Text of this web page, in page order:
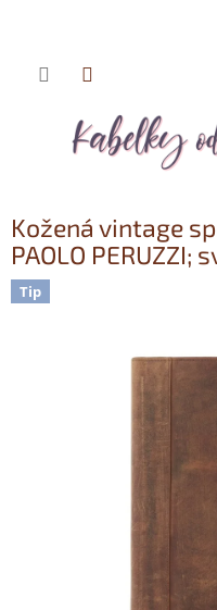
Přejít
Kožená vintage
PAOLO PERUZZI;
Tip